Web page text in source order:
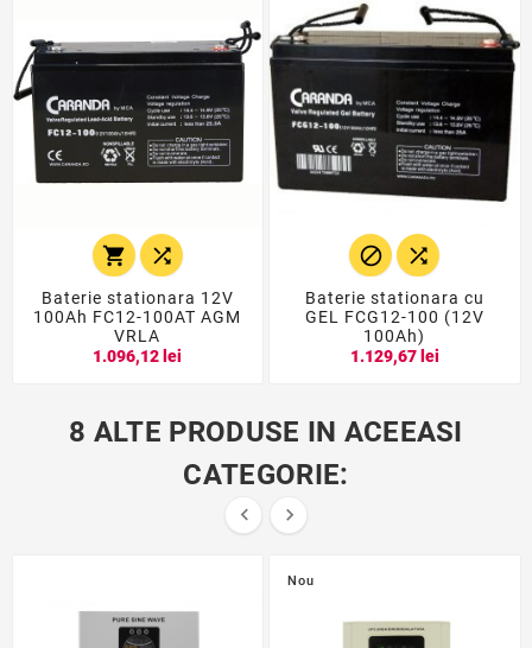
 
Baterie stationara 12V
100Ah FC12-100AT AGM
VRLA
1.096,12 lei
 
Baterie stationara cu
GEL FCG12-100 (12V
100Ah)
1.129,67 lei
8 ALTE PRODUSE IN ACEEASI
CATEGORIE:
 
Nou